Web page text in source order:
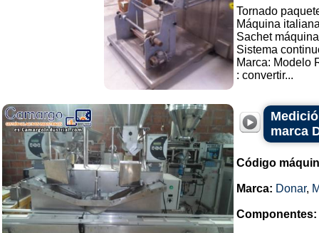
Tornado
Máquina
Sachet
Sistema
Marca: Modelo
: convertir...
marca
Código
Marca: Donar,
Componentes: